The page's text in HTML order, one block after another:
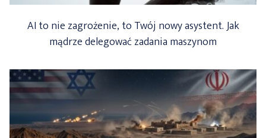
AI to nie zagrożenie, to Twój nowy asystent. Jak
mądrze delegować zadania maszynom